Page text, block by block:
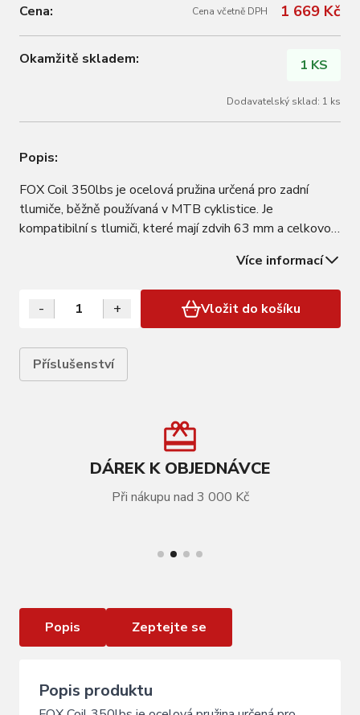
Cena: Cena včetně DPH 1 669 Kč
Okamžitě skladem: 1 KS
Dodavatelský sklad: 1 ks
Popis:
FOX Coil 350lbs je ocelová pružina určená pro zadní
tlumiče, běžně používaná v MTB cyklistice. Je
kompatibilní s tlumiči, které mají zdvih 63 mm a celkovou
tlumičů FOX, včetně sérií DHX a VAN. Je důležité
správně sladit pružinu s tlumičem, aby…
Více informací
- + Vložit do košíku
Příslušenství
DÁREK K OBJEDNÁVCE
Při nákupu nad 3 000 Kč
Popis Zeptejte se
Popis produktu